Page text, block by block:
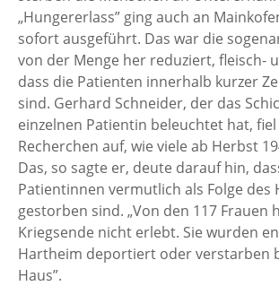
„Hungererlass” ging auch an
sofort ausgeführt. Das war die
von der Menge her reduziert, fleisch-
dass die Patienten innerhalb kurzer
sind. Gerhard Schneider, der das
einzelnen Patientin beleuchtet hat,
Recherchen auf, wie viele ab Herbst
Das, so sagte er, deute darauf hin,
Patientinnen vermutlich als Folge des
gestorben sind. „Von den 117 Frauen
Kriegsende nicht erlebt. Sie wurden
Hartheim deportiert oder verstarben
Haus”.